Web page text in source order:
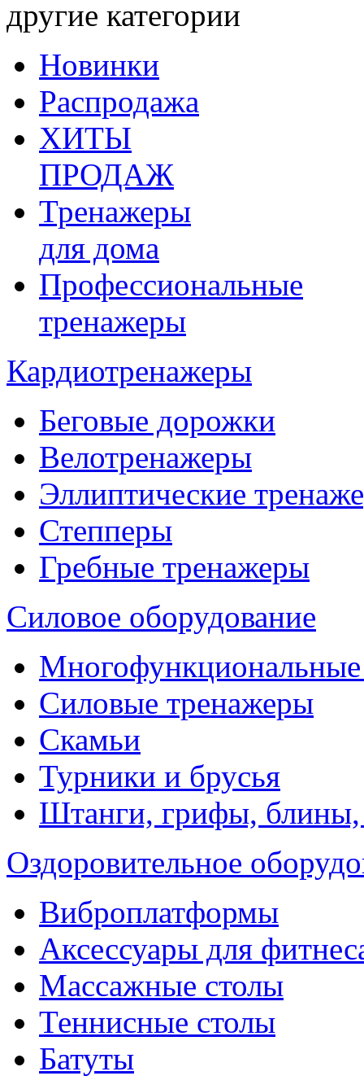
другие категории
Новинки
Распродажа
ХИТЫ
ПРОДАЖ
Тренажеры
для дома
Профессиональные
тренажеры
Кардиотренажеры
Беговые дорожки
Велотренажеры
Эллиптические
Степперы
Гребные тренажеры
Силовое оборудование
Силовые тренажеры
Скамьи
Турники и брусья
Штанги, грифы, блины,
Оздоровительное
Виброплатформы
Аксессуары для
Массажные столы
Теннисные столы
Батуты